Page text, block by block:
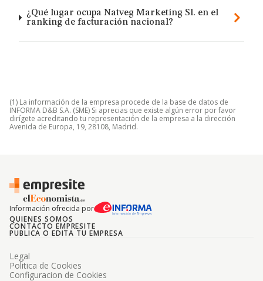
¿Qué lugar ocupa Natveg Marketing Sl. en el
ranking de facturación nacional?
(1) La información de la empresa procede de la base de datos de
INFORMA D&B S.A. (SME) Si aprecias que existe algún error por favor
dirígete acreditando tu representación de la empresa a la dirección
Avenida de Europa, 19, 28108, Madrid.
Información ofrecida por
QUIENES SOMOS
CONTACTO EMPRESITE
PUBLICA O EDITA TU EMPRESA
Legal
Politica de Cookies
Configuracion de Cookies